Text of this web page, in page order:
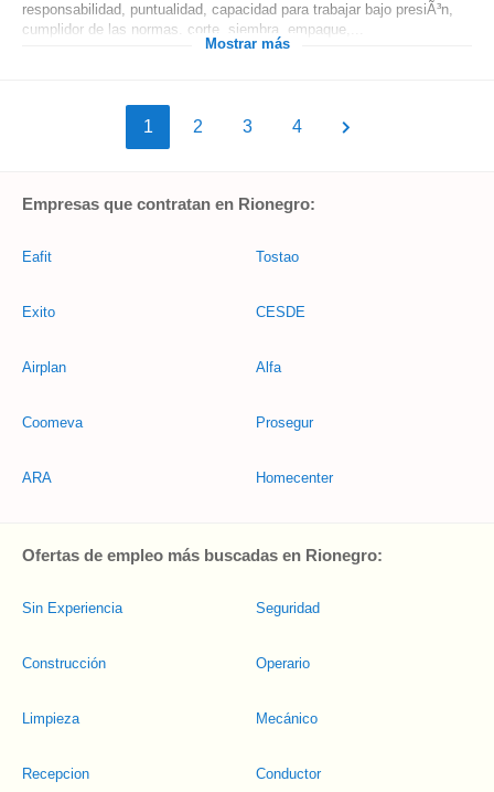
responsabilidad, puntualidad, capacidad para trabajar bajo presiÃ³n,
cumplidor de las normas. corte, siembra, empaque,...
Mostrar más
1 2 3 4
Empresas que contratan en Rionegro:
Eafit
Exito
Airplan
Coomeva
ARA
Tostao
CESDE
Alfa
Prosegur
Homecenter
Ofertas de empleo más buscadas en Rionegro:
Sin Experiencia
Construcción
Limpieza
Recepcion
Seguridad
Operario
Mecánico
Conductor